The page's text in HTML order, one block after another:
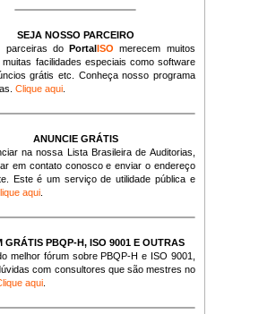
SEJA NOSSO PARCEIRO
parceiras doPortalISO merecem muitos
facilidades especiais como software
grátis etc. Conheça nosso programa
Clique aqui
ANUNCIE GRÁTIS
na nossa Lista Brasileira de Auditorias,
em contato conosco e enviar o endereço
Este é um serviço de utilidade pública e
aqui
GRÁTIS PBQP-H, ISO 9001 E OUTRAS
melhor fórum sobre PBQP-H e ISO 9001,
com consultores que são mestres no
aqui